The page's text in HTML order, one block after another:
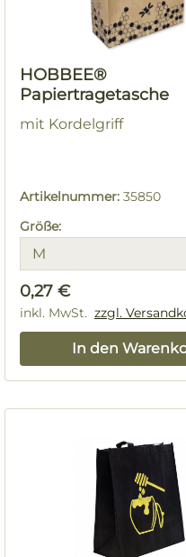
HOBBEE®
Papiertragetasche
mit Kordelgriff
Artikelnummer: 35850
Größe:
Regulärer Preis:
0,27 €
inkl. MwSt. zzgl.
In den